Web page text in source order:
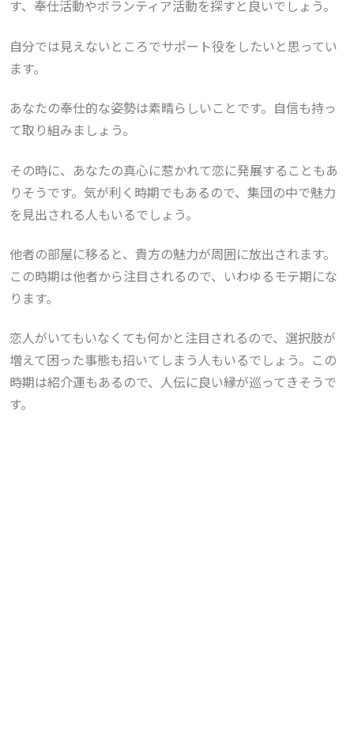
す、奉仕活動やボランティア活動を探すと良いでしょう。
自分では見えないところでサポート役をしたいと思ってい
ます。
あなたの奉仕的な姿勢は素晴らしいことです。自信も持っ
て取り組みましょう。
その時に、あなたの真心に惹かれて恋に発展することもあ
りそうです。気が利く時期でもあるので、集団の中で魅力
を見出される人もいるでしょう。
他者の部屋に移ると、貴方の魅力が周囲に放出されます。
この時期は他者から注目されるので、いわゆるモテ期にな
ります。
恋人がいてもいなくても何かと注目されるので、選択肢が
増えて困った事態も招いてしまう人もいるでしょう。この
時期は紹介運もあるので、人伝に良い縁が巡ってきそうで
す。